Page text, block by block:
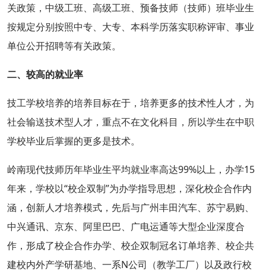
关政策，中级工班、高级工班、预备技师（技师）班毕业生
按规定分别按照中专、大专、本科学历落实职称评审、事业
单位公开招聘等有关政策。
二、较高的就业率
技工学校培养的培养目标在于，培养更多的技术性人才，为
社会输送技术型人才，重点不在文化科目，所以学生在中职
学校毕业后掌握的更多是技术。
岭南现代技师历年毕业生平均就业率高达99%以上，办学15
年来，学校以“校企双制”为办学指导思想，深化校企合作内
涵，创新人才培养模式，先后与广州丰田汽车、苏宁易购、
中兴通讯、京东、阿里巴巴、广电运通等大型企业深度合
作，形成了校企合作办学、校企双制冠名订单培养、校企共
建校内外产学研基地、一系N公司（教学工厂）以及政行校